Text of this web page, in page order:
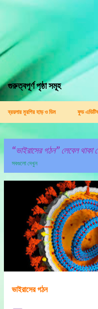
গুরুত্বপূর্ণ পৃষ্ঠা সমূহ
ব্রয়লার মুরগির হাড় ও ডিম ফুড
ভাইরাসের গঠন লেবেল থাকা
সবগুলো দেখুন
ভাইরাসের গঠন